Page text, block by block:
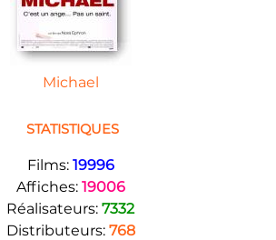
Michael
STATISTIQUES
Films: 19996
Affiches: 19006
Réalisateurs: 7332
Distributeurs: 768